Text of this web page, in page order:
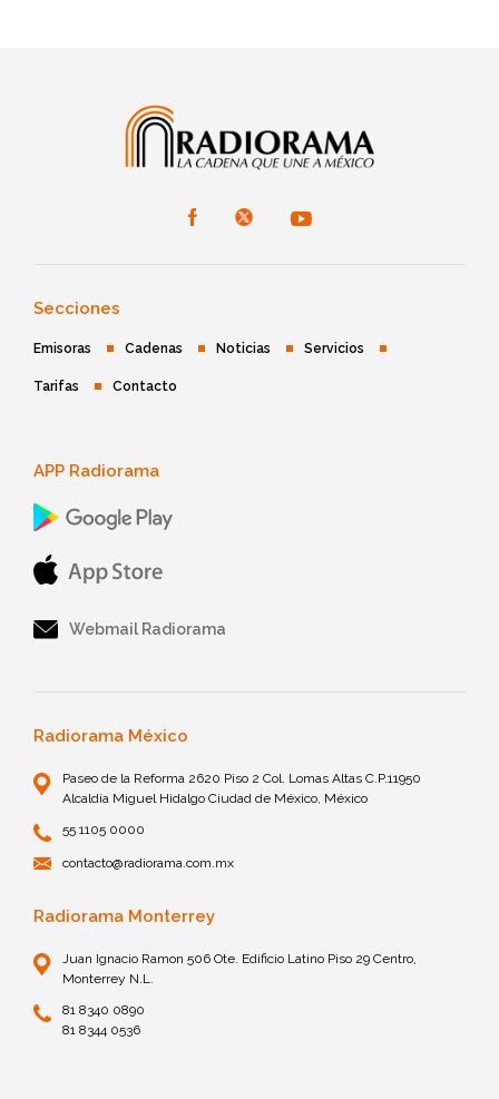
Secciones
Emisoras Cadenas Noticias Servicios
Tarifas Contacto
APP Radiorama
Webmail Radiorama
Radiorama México
Paseo de la Reforma 2620 Piso 2 Col. Lomas Altas C.P.11950
Alcaldía Miguel Hidalgo Ciudad de México, México
55 1105 0000
contacto@radiorama.com.mx
Radiorama Monterrey
Juan Ignacio Ramon 506 Ote. Edificio Latino Piso 29 Centro,
Monterrey N.L.
81 8340 0890
81 8344 0536